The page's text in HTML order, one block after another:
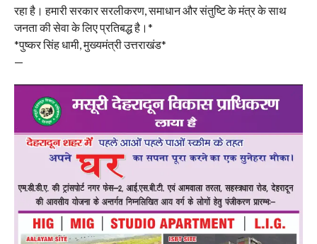
रहा है। हमारी सरकार सरलीकरण, समाधान और संतुष्टि के मंत्र के साथ
जनता की सेवा के लिए प्रतिबद्ध है।*
*पुष्कर सिंह धामी, मुख्यमंत्री उत्तराखंड*
—